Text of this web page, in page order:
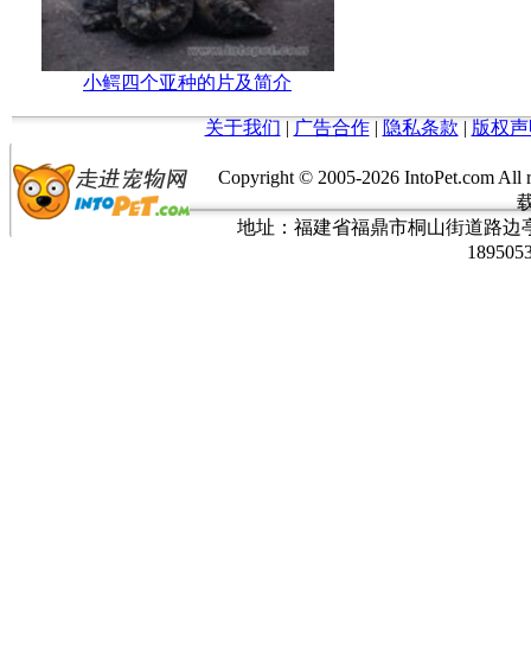
小鳄四个亚种的片及简介
关于我们 | 广告合作| 隐私条款 | 版权
Copyright © 2005-2026 IntoPet.com
地址：福建省福鼎市桐山街道路边